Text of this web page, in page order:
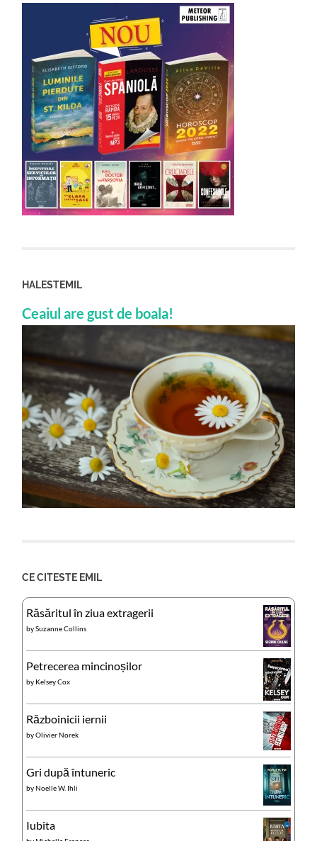
HALESTEMIL
Ceaiul are gust de boala!
CE CITESTE EMIL
Răsăritul în ziua extragerii
bySuzanne Collins
Petrecerea mincinoșilor
by Kelsey Cox
Războinicii iernii
byOlivier Norek
Gri după întuneric
byNoelle W. Ihli
Iubita